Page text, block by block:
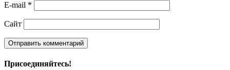
E-mail *
Сайт
Присоединяйтесь!